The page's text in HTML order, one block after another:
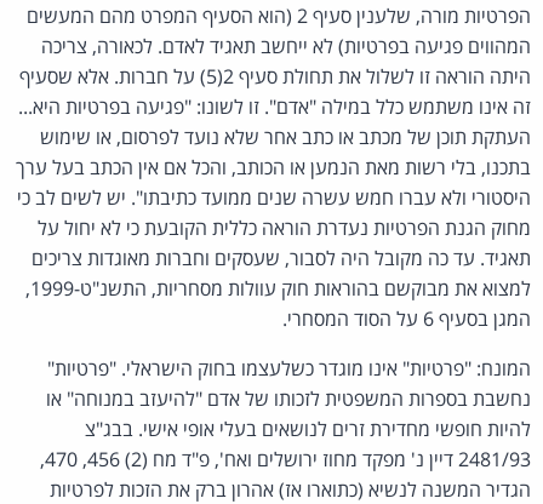
הפרטיות מורה, שלענין סעיף 2 (הוא הסעיף המפרט מהם המעשים
המהווים פגיעה בפרטיות) לא ייחשב תאגיד לאדם. לכאורה, צריכה
היתה הוראה זו לשלול את תחולת סעיף 2(5) על חברות. אלא שסעיף
זה אינו משתמש כלל במילה "אדם". זו לשונו: "פגיעה בפרטיות היא...
העתקת תוכן של מכתב או כתב אחר שלא נועד לפרסום, או שימוש
בתכנו, בלי רשות מאת הנמען או הכותב, והכל אם אין הכתב בעל ערך
היסטורי ולא עברו חמש עשרה שנים ממועד כתיבתו". יש לשים לב כי
מחוק הגנת הפרטיות נעדרת הוראה כללית הקובעת כי לא יחול על
תאגיד. עד כה מקובל היה לסבור, שעסקים וחברות מאוגדות צריכים
למצוא את מבוקשם בהוראות חוק עוולות מסחריות, התשנ"ט-1999,
המגן בסעיף 6 על הסוד המסחרי.
המונח: "פרטיות" אינו מוגדר כשלעצמו בחוק הישראלי. "פרטיות"
נחשבת בספרות המשפטית לזכותו של אדם "להיעזב במנוחה" או
להיות חופשי מחדירת זרים לנושאים בעלי אופי אישי. בבג"צ
2481/93 דיין נ' מפקד מחוז ירושלים ואח', פ"ד מח (2) 456, 470,
הגדיר המשנה לנשיא (כתוארו אז) אהרון ברק את הזכות לפרטיות